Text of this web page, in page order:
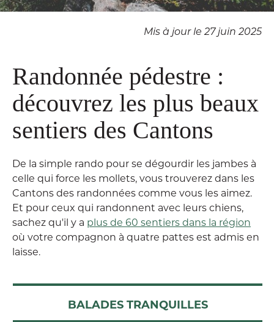
Mis à jour le 27 juin 2025
Randonnée pédestre :
découvrez les plus beaux
sentiers des Cantons
De la simple rando pour se dégourdir les jambes à
celle qui force les mollets, vous trouverez dans les
Cantons des randonnées comme vous les aimez.
Et pour ceux qui randonnent avec leurs chiens,
sachez qu'il y a plus de 60 sentiers dans la région
où votre compagnon à quatre pattes est admis en
laisse.
BALADES TRANQUILLES